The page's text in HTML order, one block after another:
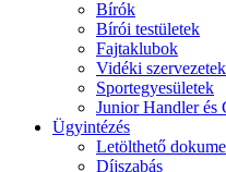
Bírók
Bírói testületek
Fajtaklubok
Vidéki szervezetek
Sportegyesületek
Junior Handler és
Ügyintézés
Letölthető
Díjszabás